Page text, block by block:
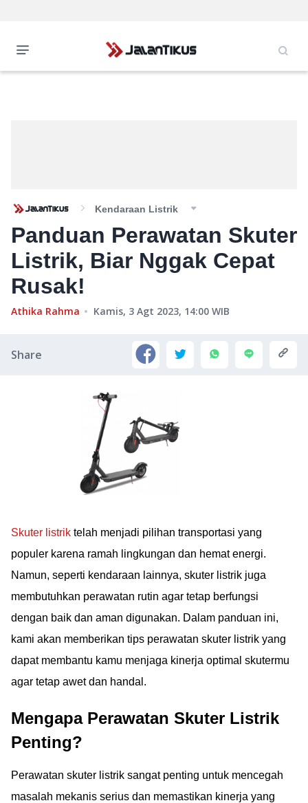
Kendaraan Listrik
Panduan Perawatan Skuter
Listrik, Biar Nggak Cepat
Rusak!
Athika Rahma Kamis, 3 Agt 2023, 14:00 WIB
Share
Skuter listrik telah menjadi pilihan transportasi yang
populer karena ramah lingkungan dan hemat energi.
Namun, seperti kendaraan lainnya, skuter listrik juga
membutuhkan perawatan rutin agar tetap berfungsi
dengan baik dan aman digunakan. Dalam panduan ini,
kami akan memberikan tips perawatan skuter listrik yang
dapat membantu kamu menjaga kinerja optimal skutermu
agar tetap awet dan handal.
Mengapa Perawatan Skuter Listrik
Penting?
Perawatan skuter listrik sangat penting untuk mencegah
masalah mekanis serius dan memastikan kinerja yang